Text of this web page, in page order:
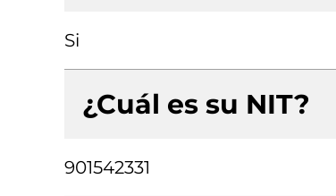
Si
¿Cuál es su NIT?
901542331